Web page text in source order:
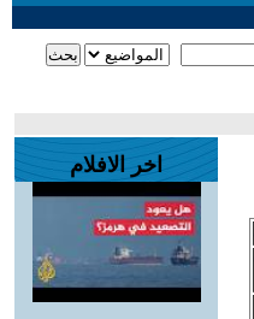
اخر الافلام